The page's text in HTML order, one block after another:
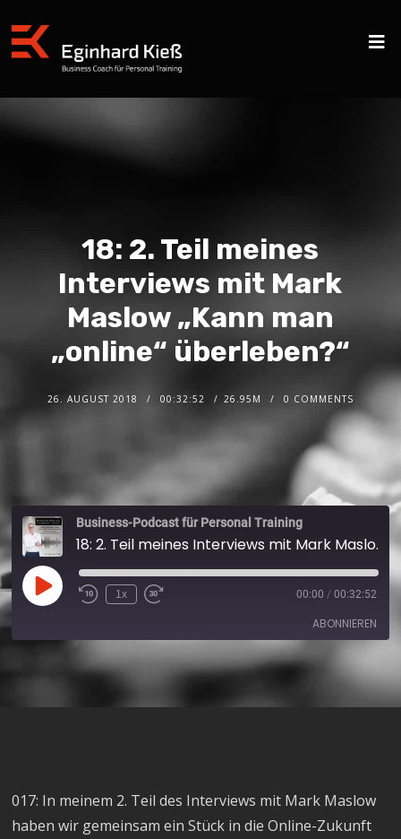
18: 2. Teil meines
Interviews mit Mark
Maslow „Kann man
„online“ überleben?“
26. AUGUST 2018 00:32:52 26.95M 0 COMMENTS
Business-Podcast für Personal Training
18: 2. Teil meines Interviews mit Mark Maslow "Kann man "online" überleben?"
1x 00:00 / 00:32:52
ABONNIEREN
RSS FEED
017: In meinem 2. Teil des Interviews mit Mark Maslow
haben wir gemeinsam ein Stück in die Online-Zukunft